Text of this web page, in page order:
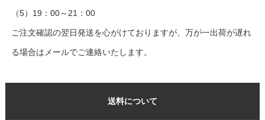
（5）19：00～21：00
ご注文確認の翌日発送を心がけておりますが、万が一出荷が遅れ
る場合はメールでご連絡いたします。
送料について